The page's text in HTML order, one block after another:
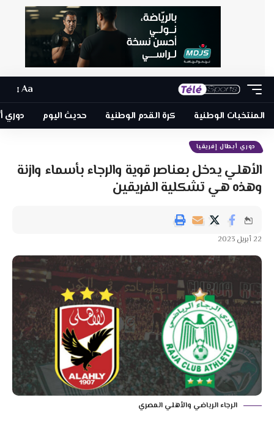
Aa
المنتخبات الوطنية كرة القدم الوطنية حديث اليوم دوري
دوري أبطال إفريقيا
الأهلي يدخل بعناصر قوية والرجاء بأسماء وازنة
وهذه هي تشكلية الفريقين
الرجاء الرياضي والأهلي المصري